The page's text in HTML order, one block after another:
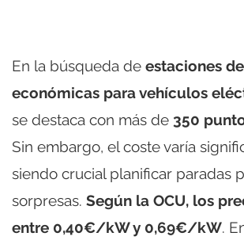
En la búsqueda de estaciones
económicas para vehículos
se destaca con más de 350
Sin embargo, el coste varía
siendo crucial planificar paradas
sorpresas. Según la OCU, los
entre 0,40€/kW y 0,69€/kW.